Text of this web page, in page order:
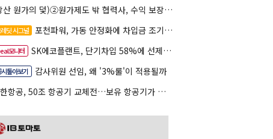
(방산 원가의 덫)②원가제도 밖 협력사, 수익 보장도 협상력도 없다
딧 시그널 포천파워, 가동 안정화에 차입금 조기상환 속도
모니터 SK에코플랜트, 단기차입 58%에 선제 차환 카드
시톺아보기
감사위원 선임, 왜 '3%룰'이 적용될까
대한항공, 50조 항공기 교체전…보유 항공기가 조달 카드